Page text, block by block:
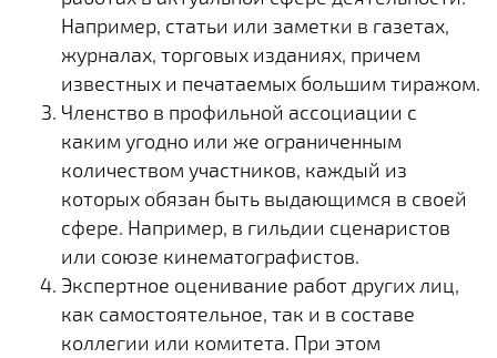
Например, статьи или заметки в газетах,
журналах, торговых изданиях, причем
известных и печатаемых большим тиражом.
Членство в профильной ассоциации с
каким угодно или же ограниченным
количеством участников, каждый из
которых обязан быть выдающимся в своей
сфере. Например, в гильдии сценаристов
или союзе кинематографистов.
Экспертное оценивание работ других лиц,
как самостоятельное, так и в составе
коллегии или комитета. При этом